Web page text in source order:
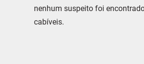
nenhum suspeito foi
cabíveis.